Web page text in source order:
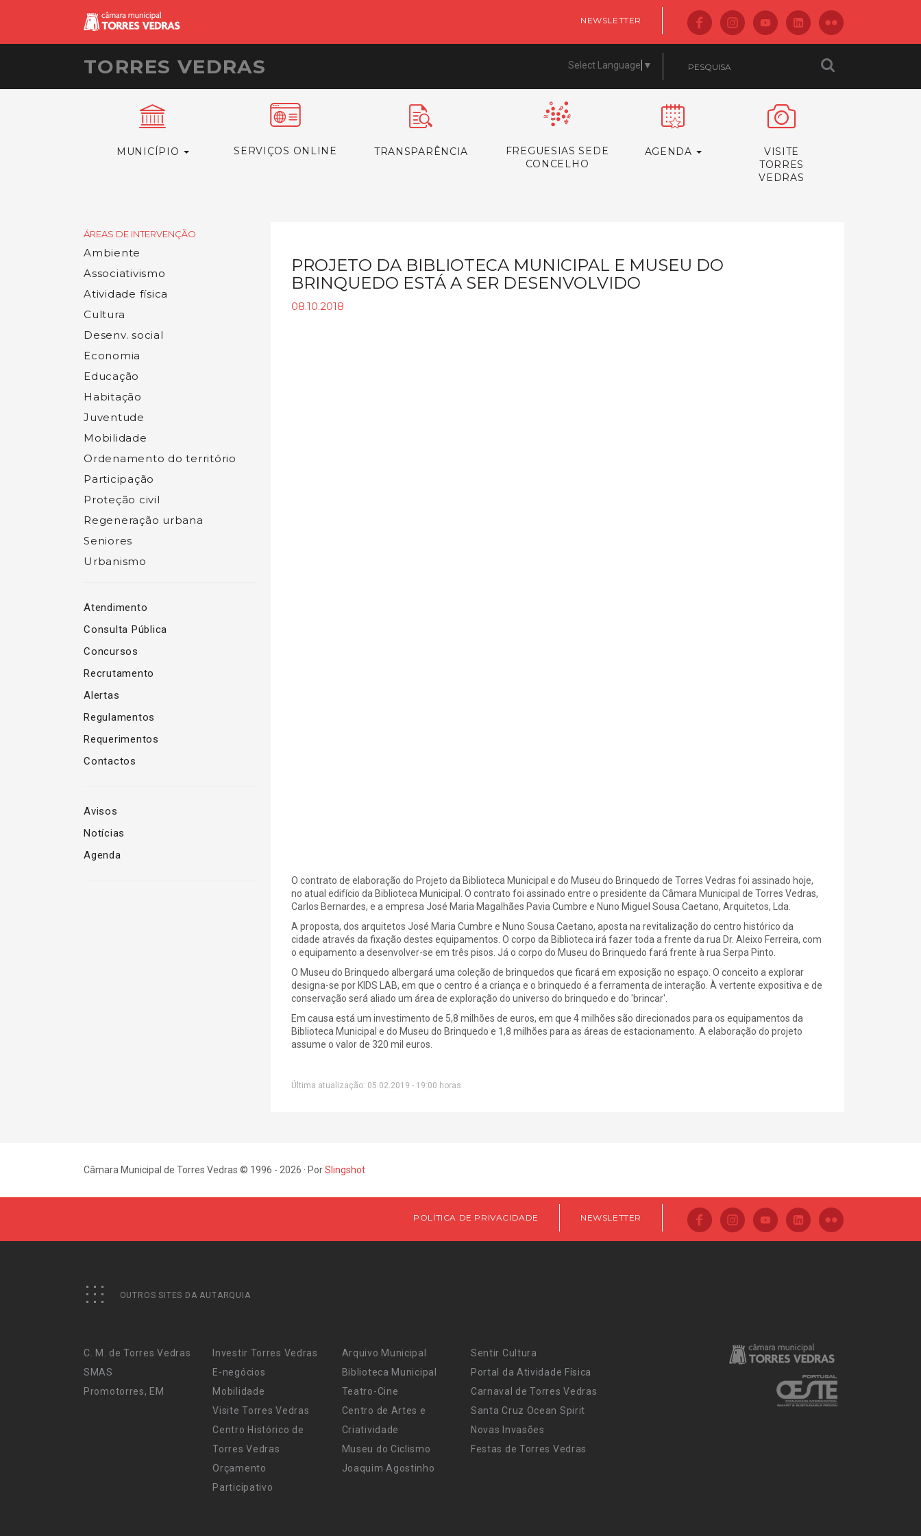
NEWSLETTER
TORRES VEDRAS Select Language ▼
MUNICÍPIO SERVIÇOS ONLINE TRANSPARÊNCIA
FREGUESIAS SEDE
CONCELHO
AGENDA
VISITE
TORRES
VEDRAS
ÁREAS DE INTERVENÇÃO
Ambiente
Associativismo
Atividade física
Cultura
Desenv. social
Economia
Educação
Habitação
Juventude
Mobilidade
Ordenamento do território
Participação
Proteção civil
Regeneração urbana
Seniores
Urbanismo
Atendimento
Consulta Pública
Concursos
Recrutamento
Alertas
Regulamentos
Requerimentos
Contactos
Avisos
Notícias
Agenda
PROJETO DA BIBLIOTECA MUNICIPAL E MUSEU DO
BRINQUEDO ESTÁ A SER DESENVOLVIDO
08.10.2018
O contrato de elaboração do Projeto da Biblioteca Municipal e do Museu do Brinquedo de Torres Vedras foi assinado hoje,
no atual edifício da Biblioteca Municipal. O contrato foi assinado entre o presidente da Câmara Municipal de Torres Vedras,
Carlos Bernardes, e a empresa José Maria Magalhães Pavia Cumbre e Nuno Miguel Sousa Caetano, Arquitetos, Lda.
A proposta, dos arquitetos José Maria Cumbre e Nuno Sousa Caetano, aposta na revitalização do centro histórico da
cidade através da fixação destes equipamentos. O corpo da Biblioteca irá fazer toda a frente da rua Dr. Aleixo Ferreira, com
o equipamento a desenvolver-se em três pisos. Já o corpo do Museu do Brinquedo fará frente à rua Serpa Pinto.
O Museu do Brinquedo albergará uma coleção de brinquedos que ficará em exposição no espaço. O conceito a explorar
designa-se por KIDS LAB, em que o centro é a criança e o brinquedo é a ferramenta de interação. À vertente expositiva e de
conservação será aliado um área de exploração do universo do brinquedo e do 'brincar'.
Em causa está um investimento de 5,8 milhões de euros, em que 4 milhões são direcionados para os equipamentos da
Biblioteca Municipal e do Museu do Brinquedo e 1,8 milhões para as áreas de estacionamento. A elaboração do projeto
assume o valor de 320 mil euros.
Última atualização: 05.02.2019 - 19:00 horas
Câmara Municipal de Torres Vedras © 1996 - 2026 · PorSlingshot
POLÍTICA DE PRIVACIDADE NEWSLETTER
OUTROS SITES DA AUTARQUIA
C. M. de Torres Vedras
SMAS
Promotorres, EM
Investir Torres Vedras
E-negócios
Mobilidade
Visite Torres Vedras
Centro Histórico de
Torres Vedras
Orçamento
Participativo
Arquivo Municipal
Biblioteca Municipal
Teatro-Cine
Centro de Artes e
Criatividade
Museu do Ciclismo
Joaquim Agostinho
Sentir Cultura
Portal da Atividade Física
Carnaval de Torres Vedras
Santa Cruz Ocean Spirit
Novas Invasões
Festas de Torres Vedras